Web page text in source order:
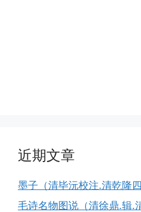
近期文章
墨子（清毕沅校注.清乾隆
毛诗名物图说（清徐鼎.辑.